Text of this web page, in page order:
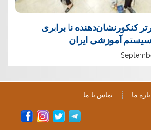
کنکورنشان‌دهنده نا برابری
آموزشی ایران
ما تماس با ما